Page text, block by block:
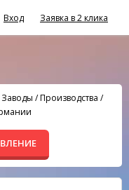
Вход Заявка в 2 клика
Заводы / Производства /